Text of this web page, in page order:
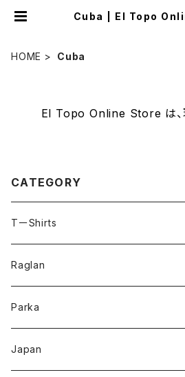
Cuba | El Topo
HOME Cuba
El Topo Online Store は、
CATEGORY
TーShirts
Raglan
Parka
Japan